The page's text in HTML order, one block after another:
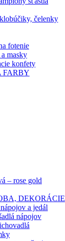
čelenky
fotenie
masky
konfety
FARBY
– rose gold
DEKORÁCIE
a jedál
nápojov